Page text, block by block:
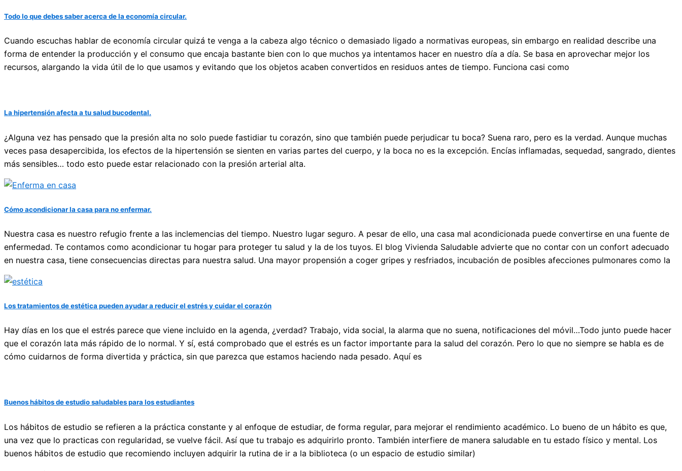
Todo lo que debes saber acerca de la economía circular.
Cuando escuchas hablar de economía circular quizá te venga a la cabeza algo técnico o demasiado ligado a normativas europeas, sin embargo en realidad describe una
forma de entender la producción y el consumo que encaja bastante bien con lo que muchos ya intentamos hacer en nuestro día a día. Se basa en aprovechar mejor los
recursos, alargando la vida útil de lo que usamos y evitando que los objetos acaben convertidos en residuos antes de tiempo. Funciona casi como
La hipertensión afecta a tu salud bucodental.
¿Alguna vez has pensado que la presión alta no solo puede fastidiar tu corazón, sino que también puede perjudicar tu boca? Suena raro, pero es la verdad. Aunque muchas
veces pasa desapercibida, los efectos de la hipertensión se sienten en varias partes del cuerpo, y la boca no es la excepción. Encías inflamadas, sequedad, sangrado, dientes
más sensibles… todo esto puede estar relacionado con la presión arterial alta.
Cómo acondicionar la casa para no enfermar.
Nuestra casa es nuestro refugio frente a las inclemencias del tiempo. Nuestro lugar seguro. A pesar de ello, una casa mal acondicionada puede convertirse en una fuente de
enfermedad. Te contamos como acondicionar tu hogar para proteger tu salud y la de los tuyos. El blog Vivienda Saludable advierte que no contar con un confort adecuado
en nuestra casa, tiene consecuencias directas para nuestra salud. Una mayor propensión a coger gripes y resfriados, incubación de posibles afecciones pulmonares como la
Los tratamientos de estética pueden ayudar a reducir el estrés y cuidar el corazón
Hay días en los que el estrés parece que viene incluido en la agenda, ¿verdad? Trabajo, vida social, la alarma que no suena, notificaciones del móvil…Todo junto puede hacer
que el corazón lata más rápido de lo normal. Y sí, está comprobado que el estrés es un factor importante para la salud del corazón. Pero lo que no siempre se habla es de
cómo cuidarnos de forma divertida y práctica, sin que parezca que estamos haciendo nada pesado. Aquí es
Buenos hábitos de estudio saludables para los estudiantes
Los hábitos de estudio se refieren a la práctica constante y al enfoque de estudiar, de forma regular, para mejorar el rendimiento académico. Lo bueno de un hábito es que,
una vez que lo practicas con regularidad, se vuelve fácil. Así que tu trabajo es adquirirlo pronto. También interfiere de manera saludable en tu estado físico y mental. Los
buenos hábitos de estudio que recomiendo incluyen adquirir la rutina de ir a la biblioteca (o un espacio de estudio similar)